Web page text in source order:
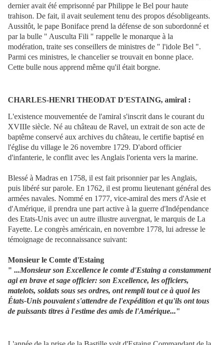
dernier avait été emprisonné par Philippe le Bel pour haute
trahison. De fait, il avait seulement tenu des propos désobligeants.
Aussitôt, le pape Boniface prend la défense de son subordonné et
par la bulle " Ausculta Fili " rappelle le monarque à la
modération, traite ses conseillers de ministres de " l'idole Bel ".
Parmi ces ministres, le chancelier se trouvait en bonne place.
Cette bulle nous apprend même qu'il était borgne.
CHARLES-HENRI THEODAT D'ESTAING, amiral :
L'existence mouvementée de l'amiral s'inscrit dans le courant du
XVIIIe siècle. Né au château de Ravel, un extrait de son acte de
baptême conservé aux archives du château, le certifie baptisé en
l'église du village le 26 novembre 1729. D'abord officier
d'infanterie, le conflit avec les Anglais l'orienta vers la marine.
Blessé à Madras en 1758, il est fait prisonnier par les Anglais,
puis libéré sur parole. En 1762, il est promu lieutenant général des
armées navales. Nommé en 1777, vice-amiral des mers d'Asie et
d'Amérique, il prendra une part active à la guerre d'Indépendance
des Etats-Unis avec un autre illustre auvergnat, le marquis de La
Fayette. Le congrès américain, en novembre 1778, lui adresse le
témoignage de reconnaissance suivant:
Monsieur le Comte d'Estaing
" ...Monsieur son Excellence le comte d'Estaing a constamment
agi en brave et sage officier: son Excellence, les officiers,
matelots, soldats sous ses ordres, ont rempli tout ce à quoi les
États-Unis pouvaient s'attendre de l'expédition et qu'ils ont tous
de puissants titres à l'estime des amis de l'Amérique..."